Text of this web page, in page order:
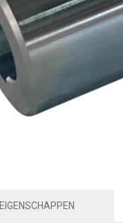
EIGENSCHAPPEN